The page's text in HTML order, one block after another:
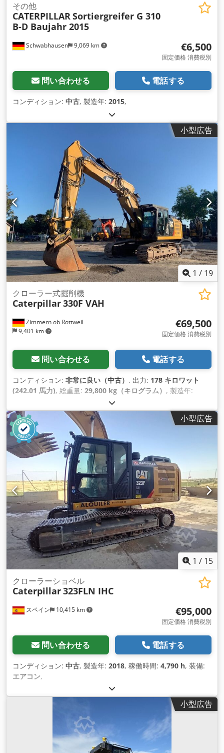
Schwabhausen 9,069 km
その他
CATERPILLARSortiergreifer G 310
B-D Baujahr 2015
€6,500
固定価格 消費税別
問い合わせる 電話する
コンディション: 中古, 製造年: 2015,
小型広告
1 / 19
Zimmern ob Rottweil
9,401 km
クローラー式掘削機
Caterpillar330F VAH
€69,500
固定価格 消費税別
問い合わせる 電話する
コンディション: 非常に良い（中古） , 出力: 178 キロワット
(242.01 馬力), 総重量: 29,800 kg（キログラム） , 製造年:
, 装備:
小型広告
1 / 15
スペイン 10,415 km
クローラーショベル
Caterpillar323FLN IHC
€95,000
固定価格 消費税別
問い合わせる 電話する
コンディション: 中古, 製造年: 2018, 稼働時間: 4,790 h, 装備:
エアコン,
小型広告